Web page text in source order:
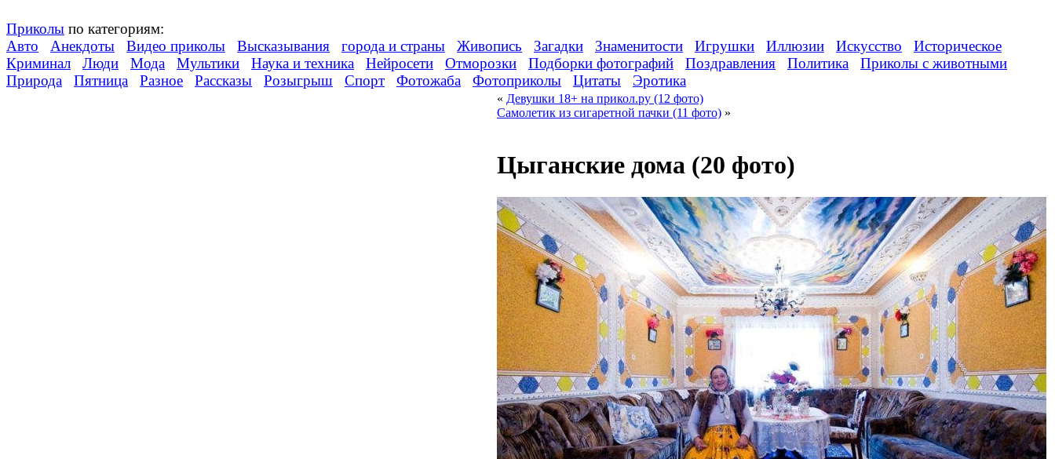
Приколы по категориям:
Авто
Анекдоты Видео приколы Высказывания города и страны Живопись Загадки Знаменитости Игрушки Иллюзии Искусство
Историческое
Криминал
Люди Мода Мультики Наука и техника Нейросети Отморозки Подборки фотографий Поздравления Политика
Приколы с животными
Природа
Пятница Разное Рассказы Розыгрыш Спорт Фотожаба Фотоприколы Цитаты Эротика
« Девушки 18+ на прикол.ру (12 фото)
Самолетик из сигаретной пачки (11 фото) »
Цыганские дома (20 фото)